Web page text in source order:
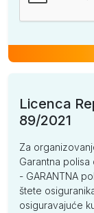
Licenca
89/2021
Za
Garantna polisa
- GARANTNA
štete
osiguravajuće